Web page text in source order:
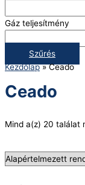
Gáz teljesítmény
Szűrés
Kezdőlap»Ceado
Ceado
Mind a(z) 20 találat